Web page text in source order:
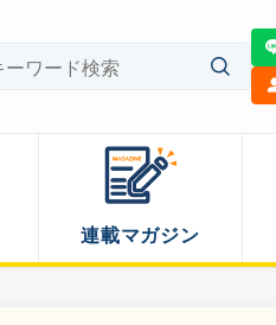
連載マガジン